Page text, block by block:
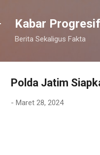
Kabar Progresif
Berita Sekaligus Fakta
Polda Jatim
- Maret 28, 2024